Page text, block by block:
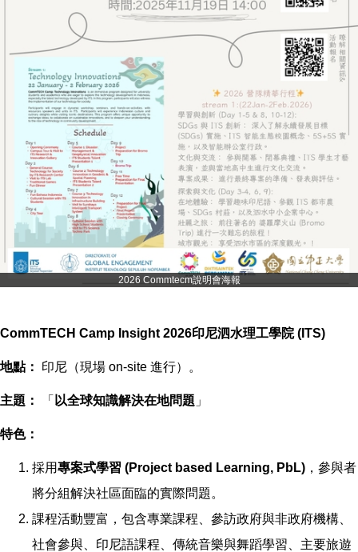
2026 Commtecm說明會海報
CommTECH Camp Insight 2026印尼泗水理工學院 (ITS)
地點： 印尼（現場 on-site 進行）。
主題： 「 以全球知識解決在地問題 」
特色：
採用專案式學習 (Project based Learning, PbL) ，參與者
將分組解決社區面臨的實際問題。
課程活動豐富，包含專業課程、參訪政府與非政府機構、
社會參與、印尼語課程、傳統音樂與舞蹈學習、主要旅遊